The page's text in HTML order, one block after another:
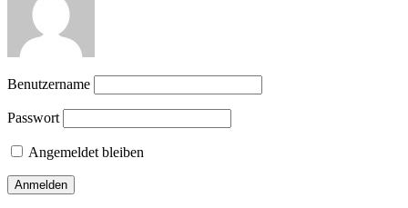
Benutzername
Passwort
Angemeldet bleiben